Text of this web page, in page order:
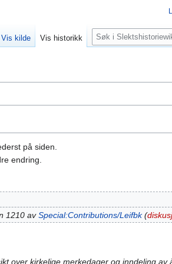
på siden.
endring.
1210 avSpecial:Contributions/Leifbk(
over kirkelige merkedager og inndeling av
Vis kilde Vis historikk
Søk